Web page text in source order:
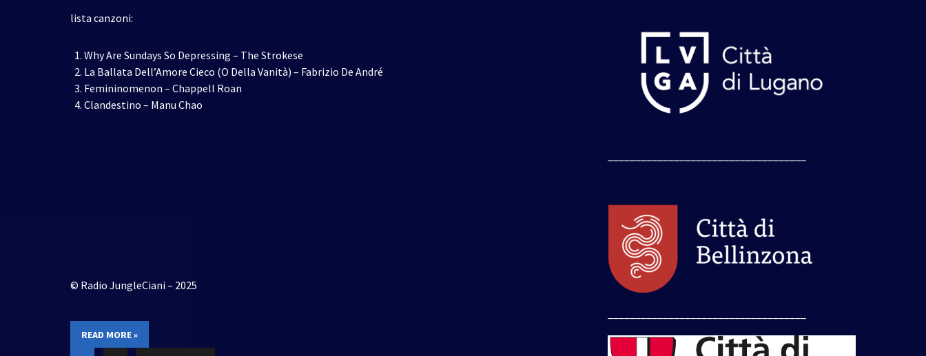
lista canzoni:
Why Are Sundays So Depressing – The Strokese
La Ballata Dell’Amore Cieco (O Della Vanità) – Fabrizio De André
Femininomenon – Chappell Roan
Clandestino – Manu Chao
© Radio JungleCiani – 2025
READ MORE »